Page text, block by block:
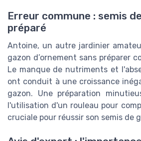
Erreur commune : semis
préparé
Antoine, un autre jardinier
gazon d’ornement sans préparer
Le manque de nutriments et
ont conduit à une croissance
gazon. Une préparation
l'utilisation d'un rouleau pour
cruciale pour réussir son semis de